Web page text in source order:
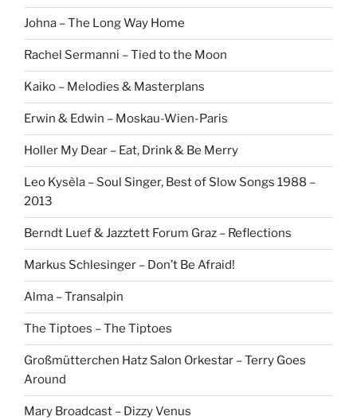
Johna – The Long Way Home
Rachel Sermanni – Tied to the Moon
Kaiko – Melodies & Masterplans
Erwin & Edwin – Moskau-Wien-Paris
Holler My Dear – Eat, Drink & Be Merry
Leo Kysèla – Soul Singer, Best of Slow Songs 1988 –
2013
Berndt Luef & Jazztett Forum Graz – Reflections
Markus Schlesinger – Don’t Be Afraid!
Alma – Transalpin
The Tiptoes – The Tiptoes
Großmütterchen Hatz Salon Orkestar – Terry Goes
Around
Mary Broadcast – Dizzy Venus